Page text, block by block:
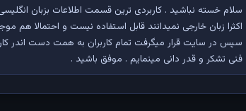
سلام خسته نباشید . کاربردی ترین قسمت اطلاعات بزبان
اکثرا زبان خارجی نمیدانند قابل استفاده نیست و احتمالا
سپس در سایت قرار میگرفت تمام کاربران به همت دست اندر
فنی تشکر و قدر دانی مینمایم . موفق باشید .